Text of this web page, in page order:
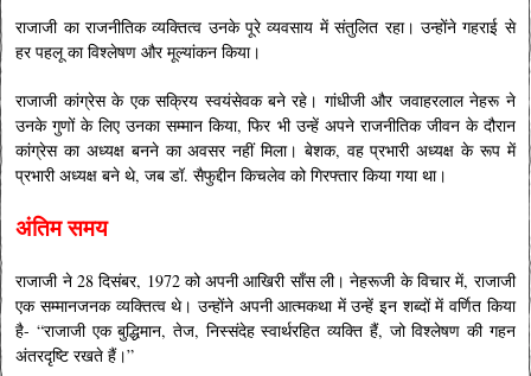
राजाजी का राजनीतिक व्यक्तित्व उनके पूरे व्यवसाय में संतुलित रहा। उन्होंने गहराई से
हर पहलू का विश्लेषण और मूल्यांकन किया।
राजाजी कांग्रेस के एक सक्रिय स्वयंसेवक बने रहे। गांधीजी और जवाहरलाल नेहरू ने
उनके गुणों के लिए उनका सम्मान किया, फिर भी उन्हें अपने राजनीतिक जीवन के दौरान
कांग्रेस का अध्यक्ष बनने का अवसर नहीं मिला। बेशक, वह प्रभारी अध्यक्ष के रूप में
प्रभारी अध्यक्ष बने थे, जब डॉ. सैफुद्दीन किचलेव को गिरफ्तार किया गया था।
अंतिम समय
राजाजी ने 28 दिसंबर, 1972 को अपनी आखिरी साँस ली। नेहरूजी के विचार में, राजाजी
एक सम्मानजनक व्यक्तित्व थे। उन्होंने अपनी आत्मकथा में उन्हें इन शब्दों में वर्णित किया
है- “राजाजी एक बुद्धिमान, तेज, निस्संदेह स्वार्थरहित व्यक्ति हैं, जो विश्लेषण की गहन
अंतरदृष्टि रखते हैं।”